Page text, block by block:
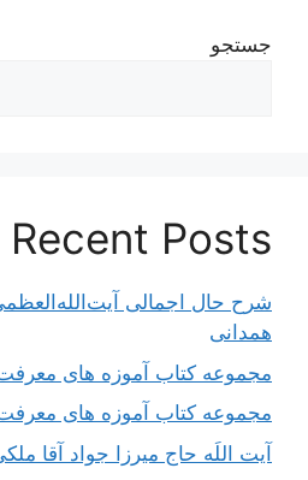
جستجو
Recent Posts
شرح حال اجمالی
همدانی
مجموعه کتاب آموزه های
مجموعه کتاب آموزه های
آیت اللَه حاج میرزا جواد آقا